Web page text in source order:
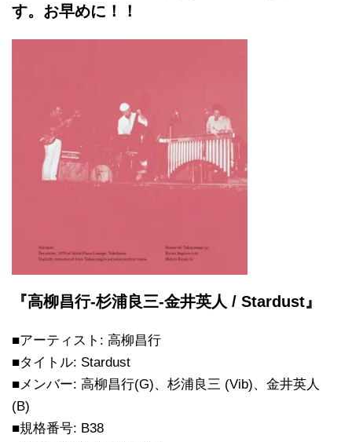
す。お早めに！！
『高柳昌行-杉浦良三-金井英人 / Stardust』
■アーティスト: 高柳昌行
■タイトル: Stardust
■メンバー: 高柳昌行(G)、杉浦良三 (Vib)、金井英人
(B)
■規格番号: B38